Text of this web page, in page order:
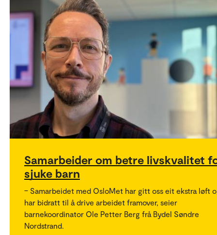
Samarbeider om betre livskvalitet
sjuke barn
– Samarbeidet med OsloMet har gitt oss eit ekstra løft
har bidratt til å drive arbeidet framover, seier
barnekoordinator Ole Petter Berg frå Bydel Søndre
Nordstrand.